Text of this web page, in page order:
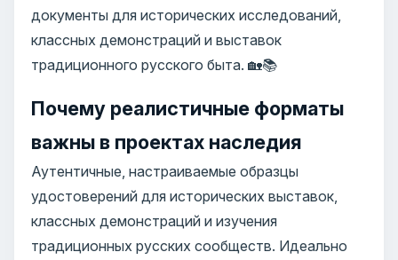
документы для исторических исследований,
классных демонстраций и выставок
традиционного русского быта. 🏡📚
Почему реалистичные форматы
важны в проектах наследия
Аутентичные, настраиваемые образцы
удостоверений для исторических выставок,
классных демонстраций и изучения
традиционных русских сообществ. Идеально